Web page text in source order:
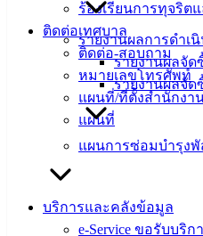
ร้องเรียนการทุจริต
ติดต่อเทศบาล
ติดต่อ-สอบถาม
หมายเลขโทรศัพท์
แผนที่/ที่ตั้งสำนักงาน
แผนที่
รายงานผลการดำเ
รายงานผลจัด
รายงานผลจัด
แผนการซ่อมบำรุง
บริการและคลังข้อมูล
e-Service ขอรับบริ
ความรู้
(Knowledge
Management)
เทศบาล
สายตรง
ประวัติ